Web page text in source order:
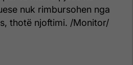
nuk rimbursohen nga
thotë njoftimi. /Monitor/